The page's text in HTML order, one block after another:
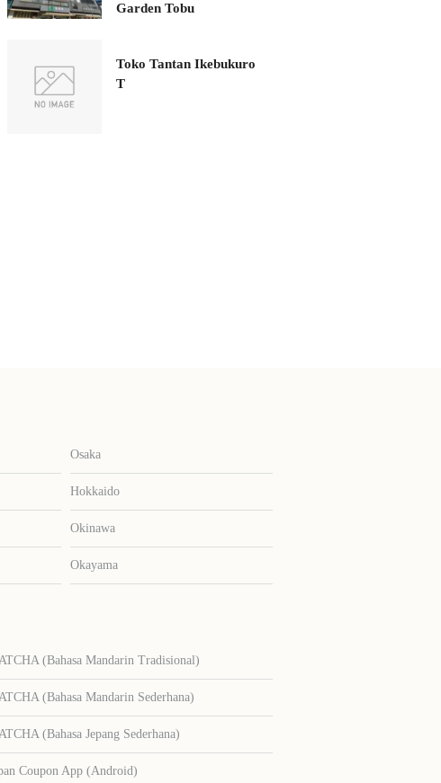
Garden Tobu
Toko Tantan Ikebukuro
T
Osaka
Hokkaido
Okinawa
Okayama
(Bahasa Mandarin Tradisional)
(Bahasa Mandarin Sederhana)
(Bahasa Jepang Sederhana)
Coupon App (Android)